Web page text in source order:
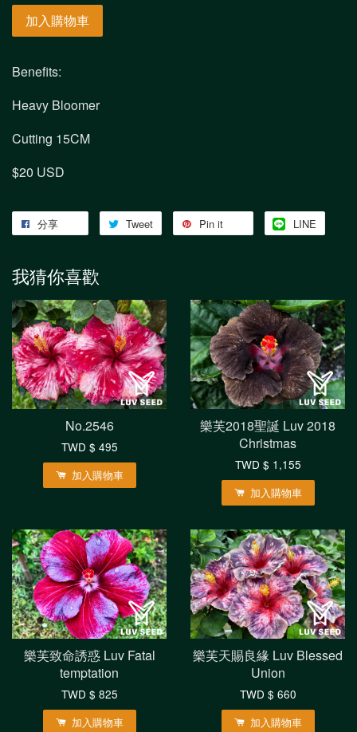
加入購物車
Benefits:
Heavy Bloomer
Cutting 15CM
$20 USD
分享 Tweet Pin it LINE
我猜你喜歡
No.2546
TWD $ 495
加入購物車
樂芙2018聖誕 Luv 2018
Christmas
TWD $ 1,155
加入購物車
樂芙致命誘惑 Luv Fatal
temptation
TWD $ 825
加入購物車
樂芙天賜良緣 Luv Blessed
Union
TWD $ 660
加入購物車